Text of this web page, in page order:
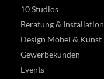
10 Studios
Beratung & Installation
Design Möbel & Kunst
Gewerbekunden
Events